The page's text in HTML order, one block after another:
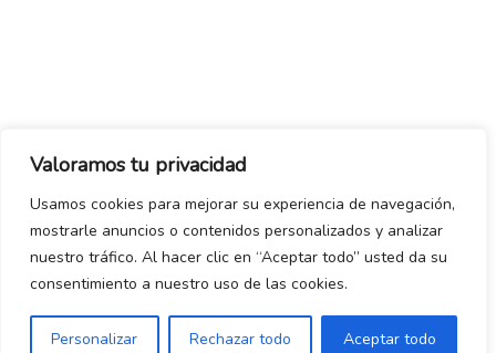
Valoramos tu privacidad
Usamos cookies para mejorar su experiencia de navegación,
mostrarle anuncios o contenidos personalizados y analizar
nuestro tráfico. Al hacer clic en “Aceptar todo” usted da su
consentimiento a nuestro uso de las cookies.
Personalizar Rechazar todo Aceptar todo